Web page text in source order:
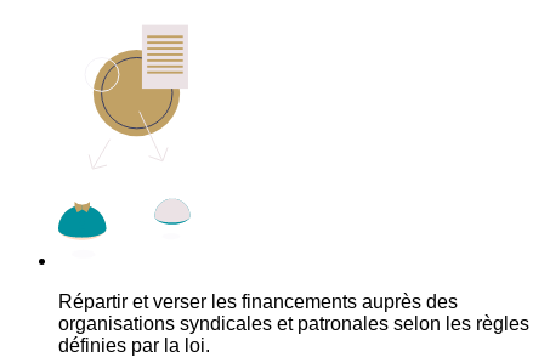
Répartir et verser les financements auprès des
organisations syndicales et patronales selon les règles
définies par la loi.